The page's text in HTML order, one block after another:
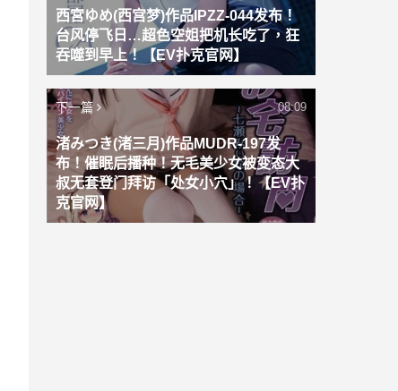
西宮ゆめ(西宫梦)作品IPZZ-044发布！
台风停飞日…超色空姐把机长吃了，狂
吞噬到早上！【EV扑克官网】
下一篇
渚みつき(渚三月)作品MUDR-197发
布！催眠后播种！无毛美少女被变态大
叔无套登门拜访「处女小穴」！【EV扑
克官网】
08:09